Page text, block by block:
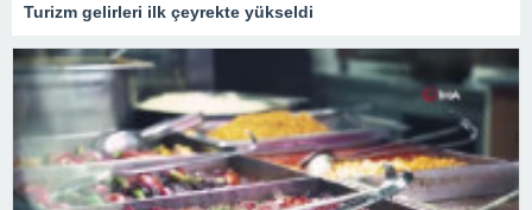
Turizm gelirleri ilk çeyrekte yükseldi